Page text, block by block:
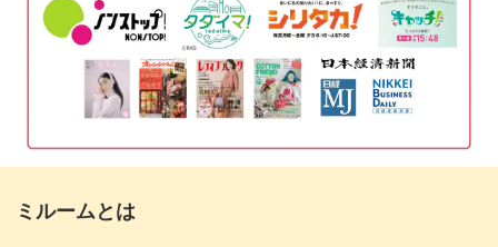
触ったときに引っかかりがない、持ちの良いネイルに仕上
げるコツをぜひ学んでくださいね。
シンプルなデザインだからこそ、ベースの仕立て方もとっ
下準備をする 16:47
花びらのパーツをのせる
セロハンテープでプレスする
トップジェルで隙間を埋める 27:06
下半分の花びらのパーツをのせる
ミルームとは